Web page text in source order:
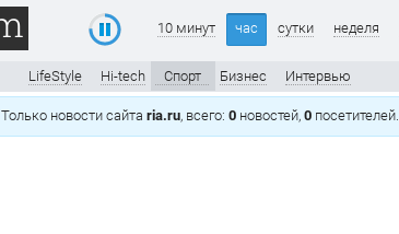
10 минут час сутки неделя
LifeStyle Hi-tech Спорт Бизнес Интервью
Только новости сайта ria.ru, всего: 0 новостей, 0 посетителей.